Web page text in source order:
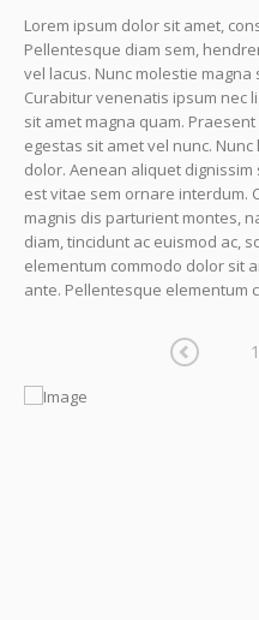
Lorem ipsum dolor sit amet,
Pellentesque diam sem,
vel lacus. Nunc molestie
Curabitur venenatis ipsum nec
sit amet magna quam.
egestas sit amet vel nunc.
dolor. Aenean aliquet
est vitae sem ornare interdum.
magnis dis parturient montes,
diam, tincidunt ac euismod ac,
elementum commodo dolor sit
ante. Pellentesque elementum
1